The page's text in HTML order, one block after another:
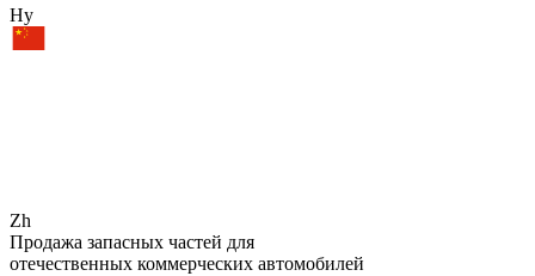
Hy
Zh
Продажа запасных частей для
отечественных коммерческих автомобилей